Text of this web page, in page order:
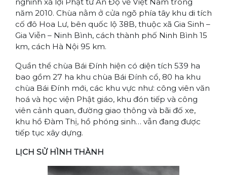
năm 2010. Chùa nằm ở cửa ngõ phía tây khu di tích
cố đô Hoa Lư, bên quốc lộ 38B, thuộc xã Gia Sinh –
Gia Viễn – Ninh Bình, cách thành phố Ninh Bình 15
km, cách Hà Nội 95 km.
Quần thể chùa Bái Đính hiện có diện tích 539 ha
bao gồm 27 ha khu chùa Bái Đính cổ, 80 ha khu
chùa Bái Đính mới, các khu vực như: công viên văn
hoá và học viện Phật giáo, khu đón tiếp và công
viên cảnh quan, đường giao thông và bãi đố xe,
khu hồ Đàm Thị, hồ phóng sinh… vẫn đang được
tiếp tục xây dựng.
LỊCH SỬ HÌNH THÀNH